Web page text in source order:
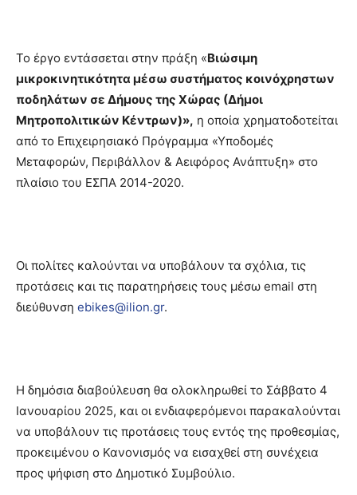
Το έργο εντάσσεται στην πράξη «Βιώσιμη
μικροκινητικότητα μέσω συστήματος κοινόχρηστων
ποδηλάτων σε Δήμους της Χώρας (Δήμοι
Μητροπολιτικών Κέντρων)», η οποία χρηματοδοτείται
από το Επιχειρησιακό Πρόγραμμα «Υποδομές
Μεταφορών, Περιβάλλον & Αειφόρος Ανάπτυξη» στο
πλαίσιο του ΕΣΠΑ 2014-2020.
Οι πολίτες καλούνται να υποβάλουν τα σχόλια, τις
προτάσεις και τις παρατηρήσεις τους μέσω email στη
διεύθυνση ebikes@ilion.gr.
Η δημόσια διαβούλευση θα ολοκληρωθεί το Σάββατο 4
Ιανουαρίου 2025, και οι ενδιαφερόμενοι παρακαλούνται
να υποβάλουν τις προτάσεις τους εντός της προθεσμίας,
προκειμένου ο Κανονισμός να εισαχθεί στη συνέχεια
προς ψήφιση στο Δημοτικό Συμβούλιο.